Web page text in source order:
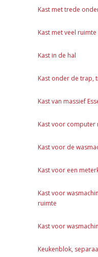
Kast met trede
Kast met veel ruimte
Kast in de hal
Kast onder de trap,
Kast van massief
Kast voor computer
Kast voor de
Kast voor een
Kast voor
ruimte
Kast voor
Keukenblok,